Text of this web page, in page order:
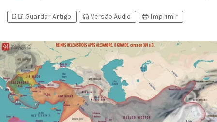
bookmark_addbookmark_added Guardar Artigo headphones Versão Áudio print Imprimir